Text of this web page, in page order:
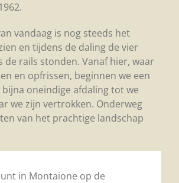
vandaag is nog steeds het
en tijdens de daling de vier
de rails stonden. Vanaf hier, waar
en opfrissen, beginnen we een
oneindige afdaling tot we
we zijn vertrokken. Onderweg
van het prachtige landschap
in Montaione op de